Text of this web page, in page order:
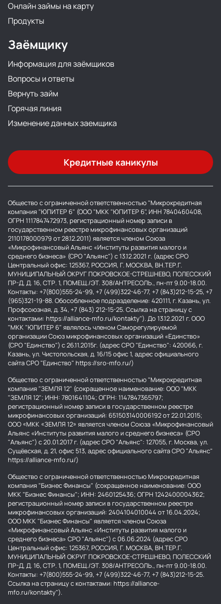
Онлайн займы на карту
Продукты
Заёмщику
Информация для заёмщиков
Вопросы и ответы
Вернуть займ
Горячая линия
Изменение данных заемщика
Кредитные каникулы
Общество с ограниченной ответственностью "Микрокредитная
компания "ЮПИТЕР 6" (ООО "МКК "ЮПИТЕР 6", ИНН 7840460408,
ОГРН 1117847472973, регистрационный номер записи в
государственном реестре микрофинансовых организаций
2110178000979 от 28.12.2011) является членом Союза
«Микрофинансовый Альянс «Институты развития малого и
среднего бизнеса» (СРО "Альянс") с 13.12.2021 г. (адрес СРО
Центральный офис: 125367, РОССИЯ, Г. МОСКВА, ВН.ТЕР.Г.
МУНИЦИПАЛЬНЫЙ ОКРУГ ПОКРОВСКОЕ-СТРЕШНЕВО, ПОЛЕССКИЙ
ПР-Д, Д. 16, СТР. 1, ПОМЕЩ./ЭТ. 308/АНТРЕСОЛЬ., пн-пт 9.00-18.00.
Контакты: +7(800)555-24-99, +7 (499)322-46-77, +7 (843)212-15-25, +7
(965)321-19-88. Обособленное подразделение: 420111, г. Казань, ул.
Профсоюзная, д. 34, +7 (843) 212-15-25. Ссылка на страницу с
контактами: https://alliance-mfo.ru/kontakty"). До 13.12.2021 г. ООО
"МКК "ЮПИТЕР 6" являлось членом Саморегулируемой
организации Союз микрофинансовых организаций «Единство»
(СРО "Единство") с 26.11.2015г. (адрес СРО "Единство": 420066, г.
Казань, ул. Чистопольская, д. 16/15 офис 1, адрес официального
сайта СРО "Единство" https://sro-mfo.ru/)
Общество с ограниченной ответственностью "Микрокредитная
компания "ЗЕМЛЯ 12" (сокращенное наименование: ООО "МКК
"ЗЕМЛЯ 12"; ИНН: 7801641104; ОГРН: 1147847365797;
регистрационный номер записи в государственном реестре
микрофинансовых организаций: 651503140006192 от 22.01.2015;
ООО «МКК «ЗЕМЛЯ 12» является членом Союза «Микрофинансовый
Альянс «Институты развития малого и среднего бизнеса» (СРО
"Альянс") с 20.01.2017 г. (адрес СРО "Альянс": 127055, г. Москва, ул.
Сущёвская, д. 21, офис 513, адрес официального сайта СРО "Альянс"
https://alliance-mfo.ru/)
Общество с ограниченной ответственностью Микрокредитная
компания "Бизнес Финансы" (сокращенное наименование: ООО
МКК "Бизнес Финансы"; ИНН: 2460125436; ОГРН 1242400004362;
регистрационный номер записи в государственном реестре
микрофинансовых организаций: 2404104010044 от 16.04.2024;
ООО МКК "Бизнес Финансы" является членом Союза
«Микрофинансовый Альянс «Институты развития малого и
среднего бизнеса» СРО "Альянс") с 06.06.2024 (адрес СРО
Центральный офис: 125367, РОССИЯ, Г. МОСКВА, ВН.ТЕР.Г.
МУНИЦИПАЛЬНЫЙ ОКРУГ ПОКРОВСКОЕ-СТРЕШНЕВО, ПОЛЕССКИЙ
ПР-Д, Д. 16, СТР. 1, ПОМЕЩ./ЭТ. 308/АНТРЕСОЛЬ., пн-пт 9.00-18.00.
Контакты: +7(800)555-24-99, +7 (499)322-46-77, +7 (843)212-15-25.
Ссылка на страницу с контактами: https://alliance-
mfo.ru/kontakty").